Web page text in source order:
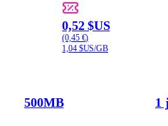
0,52 $US
(0,45 €)
1,04 $US/GB
500MB 1